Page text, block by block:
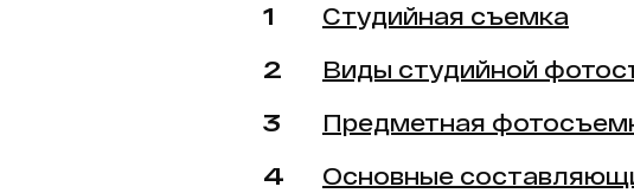
Студийная съемка
Виды студийной
Предметная
Основные